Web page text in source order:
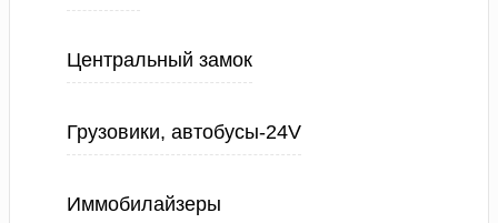
Центральный замок
Грузовики, автобусы-24V
Иммобилайзеры